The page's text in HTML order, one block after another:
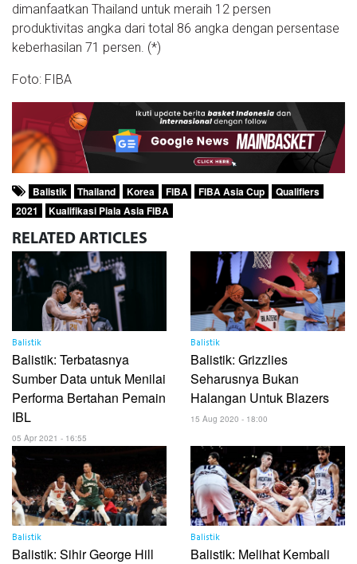
dimanfaatkan Thailand untuk meraih 12 persen
produktivitas angka dari total 86 angka dengan persentase
keberhasilan 71 persen. (*)
Foto: FIBA
Balistik Thailand Korea FIBA FIBA Asia Cup
Qualifiers
2021
Kualifikasi Piala Asia FIBA
RELATED ARTICLES
Balistik
Balistik: Terbatasnya
Sumber Data untuk Menilai
Performa Bertahan Pemain
IBL
05 Apr 2021 - 16:55
Balistik
Balistik: Grizzlies
Seharusnya Bukan
Halangan Untuk Blazers
15 Aug 2020 - 18:00
Balistik
Balistik: Sihir George Hill
Balistik
Balistik: Melihat Kembali